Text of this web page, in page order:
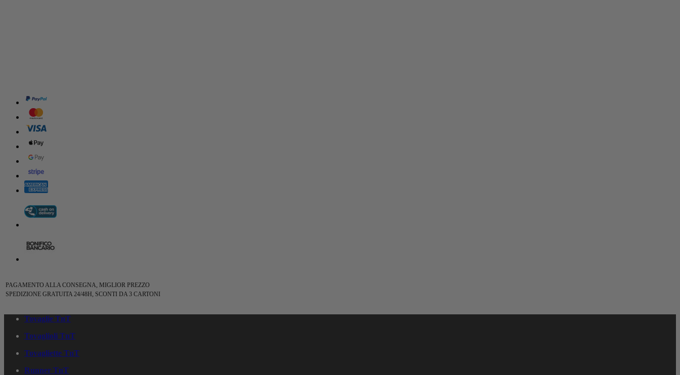
PAGAMENTO ALLA CONSEGNA, MIGLIOR PREZZO
SPEDIZIONE GRATUITA 24/48H, SCONTI DA 3 CARTONI
Tovaglie TnT
Tovaglioli TnT
Tovagliette TnT
Runner TnT